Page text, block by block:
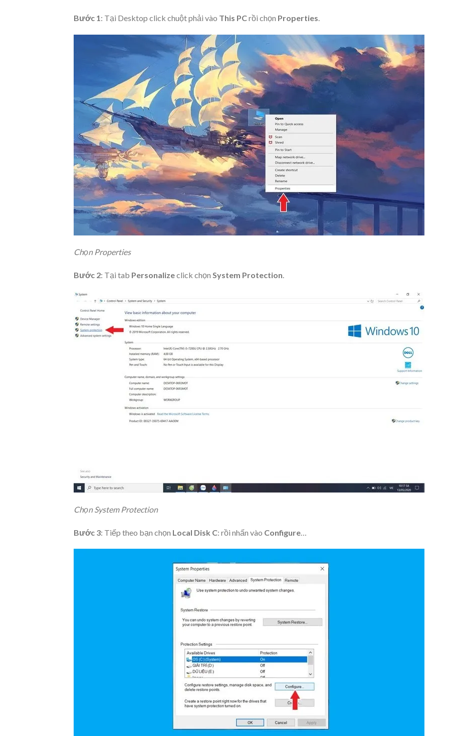
Bước 1 : Tại Desktop click chuột phải vào This PCrồi chọn Properties
Chọn Properties
Bước 2: Tại tab Personalizeclick chọn System Protection.
Chọn System Protection
Bước 3: Tiếp theo bạn chọn Local Disk C: rồi nhấn vào Configure